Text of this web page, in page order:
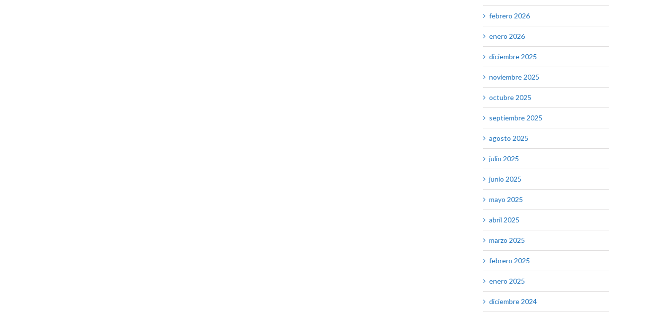
febrero 2026
enero 2026
diciembre 2025
noviembre 2025
octubre 2025
septiembre 2025
agosto 2025
julio 2025
junio 2025
mayo 2025
abril 2025
marzo 2025
febrero 2025
enero 2025
diciembre 2024